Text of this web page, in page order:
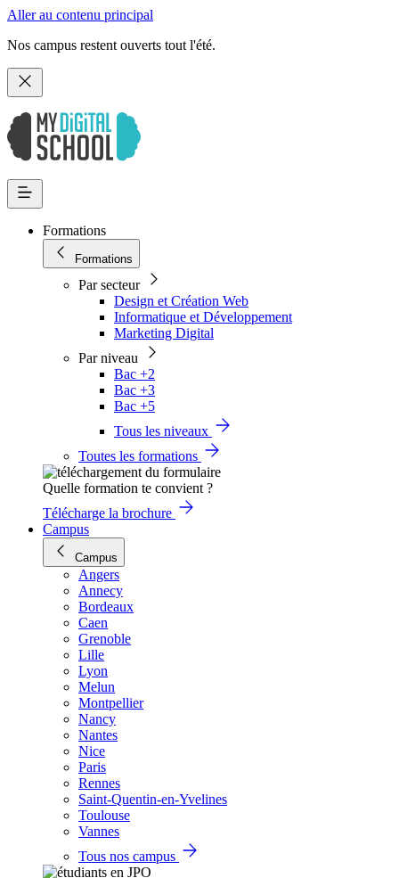
Aller au contenu principal
Nos campus restent ouverts tout l'été.
Formations
Formations
Par secteur
Design et Création Web
Informatique et Développement
Marketing Digital
Par niveau
Bac +2
Bac +3
Bac +5
Tous les niveaux
Toutes les formations
Quelle formation te convient ?
Télécharge la brochure
Campus
Campus
Angers
Annecy
Bordeaux
Caen
Grenoble
Lille
Lyon
Melun
Montpellier
Nancy
Nantes
Nice
Paris
Rennes
Saint-Quentin-en-Yvelines
Toulouse
Vannes
Tous nos campus